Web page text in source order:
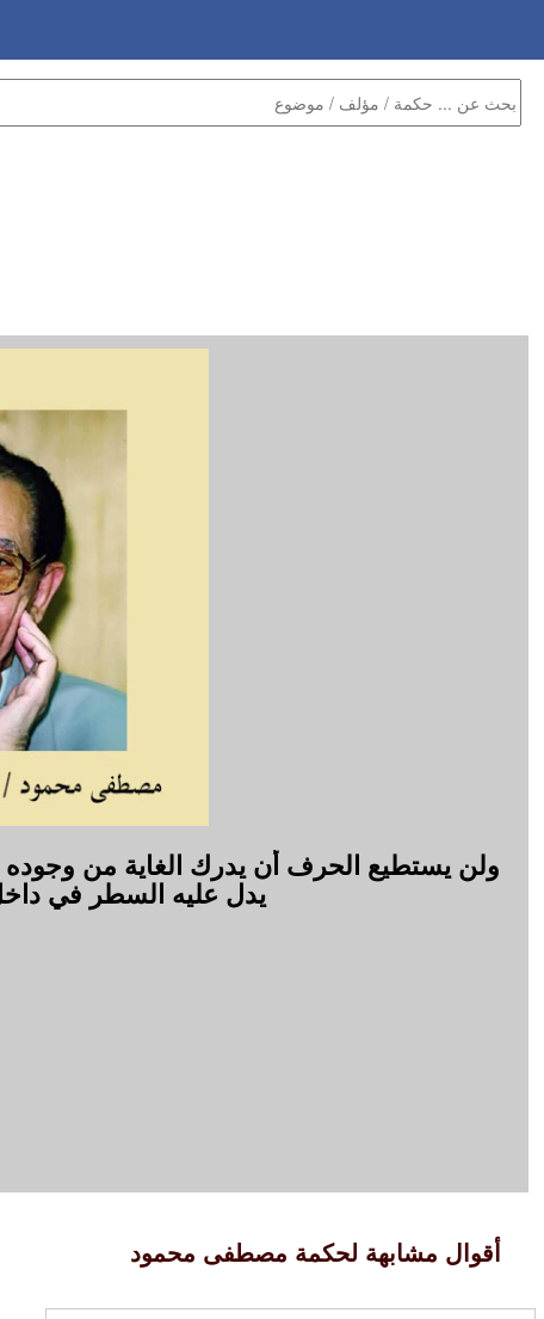
ولن يستطيع الحرف أن يدرك الغاية من وجوده
يدل عليه السطر في
أقوال مشابهة لحكمة مصطفى محمود